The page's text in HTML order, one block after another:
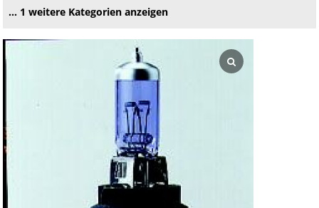
… 1 weitere Kategorien anzeigen